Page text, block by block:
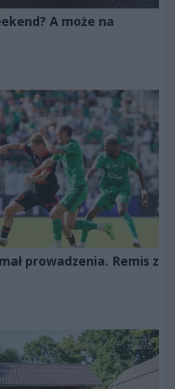
A może na
prowadzenia. Remis z